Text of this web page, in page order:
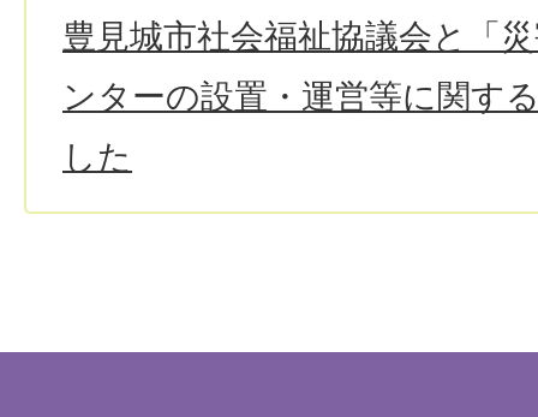
豊見城市社会福祉協議会と「
ンターの設置・運営等に関す
した